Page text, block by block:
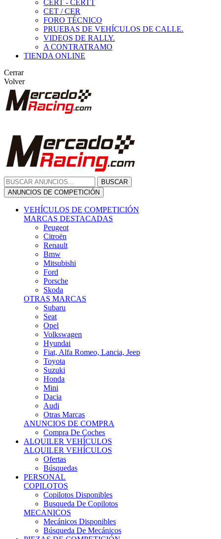
CERT - CERTT
CET / CER
FORO TÉCNICO
PRUEBAS DE VEHÍCULOS DE CALLE.
VIDEOS DE RALLY.
A CONTRATRAMO
TIENDA ONLINE
Cerrar
Volver
BUSCAR
ANUNCIOS DE COMPETICIÓN
VEHÍCULOS DE COMPETICIÓN
MARCAS DESTACADAS
Peugeot
Citroën
Renault
Bmw
Mitsubishi
Ford
Porsche
Skoda
OTRAS MARCAS
Subaru
Seat
Opel
Volkswagen
Hyundai
Fiat, Alfa Romeo, Lancia, Jeep
Toyota
Suzuki
Honda
Mini
Dacia
Audi
Otras Marcas
ANUNCIOS DE COMPRA
Compra De Coches
ALQUILER VEHÍCULOS
ALQUILER VEHÍCULOS
Ofertas
Búsquedas
PERSONAL
COPILOTOS
Copilotos Disponibles
Busqueda De Copilotos
MECANICOS
Mecánicos Disponibles
Búsqueda De Mecánicos
PIEZAS DE COMPETICIÓN
MECÁNICA